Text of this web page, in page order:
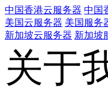
中国香港云服务器 中国
美国云服务器 美国服务
新加坡云服务器 新加坡
关于